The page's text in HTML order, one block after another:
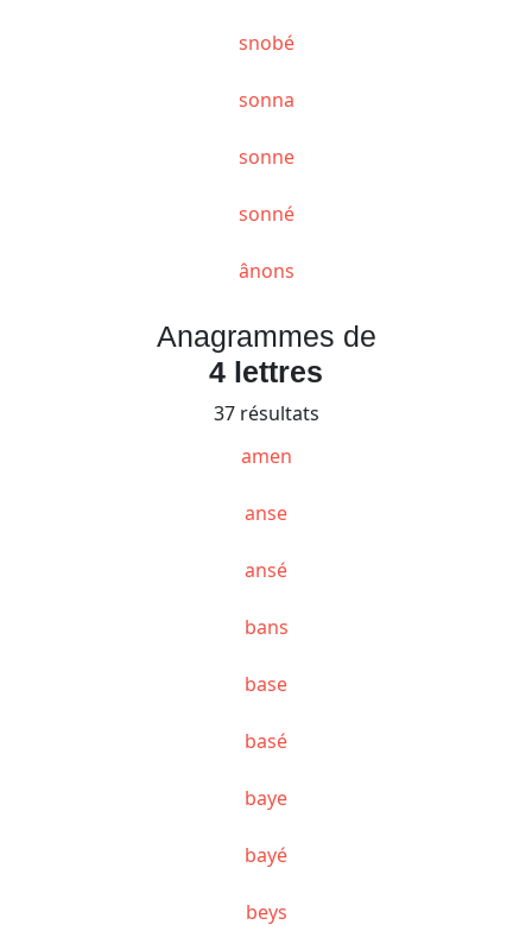
snobé
sonna
sonne
sonné
ânons
Anagrammes de
4 lettres
37 résultats
amen
anse
ansé
bans
base
basé
baye
bayé
beys